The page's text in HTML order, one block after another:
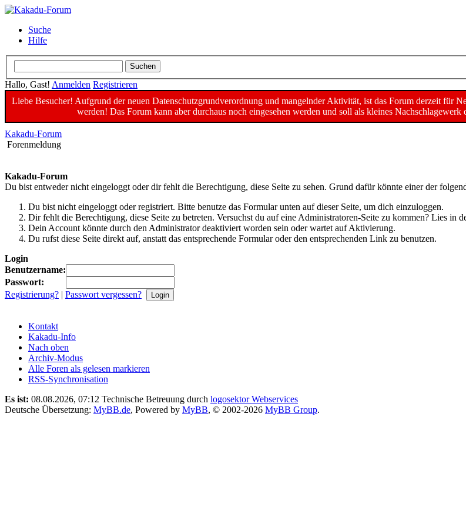
Suche
Hilfe
Hallo, Gast! Anmelden Registrieren
Liebe Besucher! Aufgrund der neuen Datenschutzgrundverordnung und mangelnder Aktivität, ist das Forum derzeit für
werden! Das Forum kann aber durchaus noch eingesehen werden und soll als kleines
Kakadu-Forum
Forenmeldung
Kakadu-Forum
Du bist entweder nicht eingeloggt oder dir fehlt die Berechtigung, diese Seite zu sehen. Grund dafür könnte einer der
Du bist nicht eingeloggt oder registriert. Bitte benutze das Formular unten auf dieser Seite, um dich einzuloggen.
Dir fehlt die Berechtigung, diese Seite zu betreten. Versuchst du auf eine Administratoren-Seite zu kommen? Lies in
Dein Account könnte durch den Administrator deaktiviert worden sein oder wartet auf Aktivierung.
Du rufst diese Seite direkt auf, anstatt das entsprechende Formular oder den entsprechenden Link zu benutzen.
Login
Benutzername:
Passwort:
Registrierung? | Passwort vergessen?
Kontakt
Kakadu-Info
Nach oben
Archiv-Modus
Alle Foren als gelesen markieren
RSS-Synchronisation
Es ist: 08.08.2026, 07:12 Technische Betreuung durch logosektor Webservices
Deutsche Übersetzung: MyBB.de, Powered by MyBB, © 2002-2026 MyBB Group.